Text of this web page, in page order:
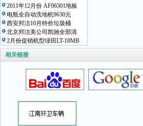
2011年12月份 AF06301地板
电瓶全自动洗地机9630元
西安邦洁10月特价垃圾桶
北京邦洁美公司凯驰全部清
2月份促销机型绿田LT-18MB
相关链接